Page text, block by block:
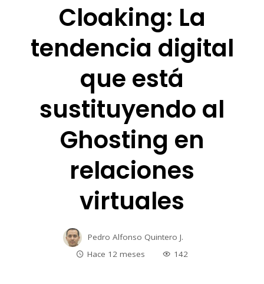
Cloaking: La
tendencia digital
que está
sustituyendo al
Ghosting en
relaciones
virtuales
Pedro Alfonso Quintero J.
Hace 12 meses
142